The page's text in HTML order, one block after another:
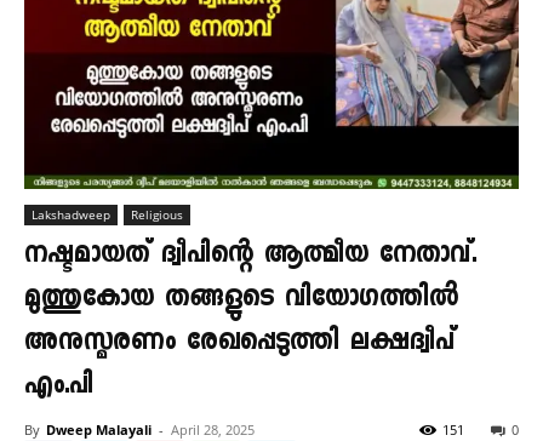
Lakshadweep Religious
നഷ്ടമായത് ദ്വീപിന്റെ ആത്മീയ നേതാവ്.
മുത്തുകോയ തങ്ങളുടെ വിയോഗത്തിൽ
അനുസ്മരണം രേഖപ്പെടുത്തി ലക്ഷദ്വീപ്
എം.പി
By Dweep Malayali - April 28, 2025 0
151